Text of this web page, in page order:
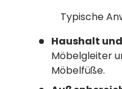
Typische
Haushalt
Möbelgleiter
Möbelfüße.